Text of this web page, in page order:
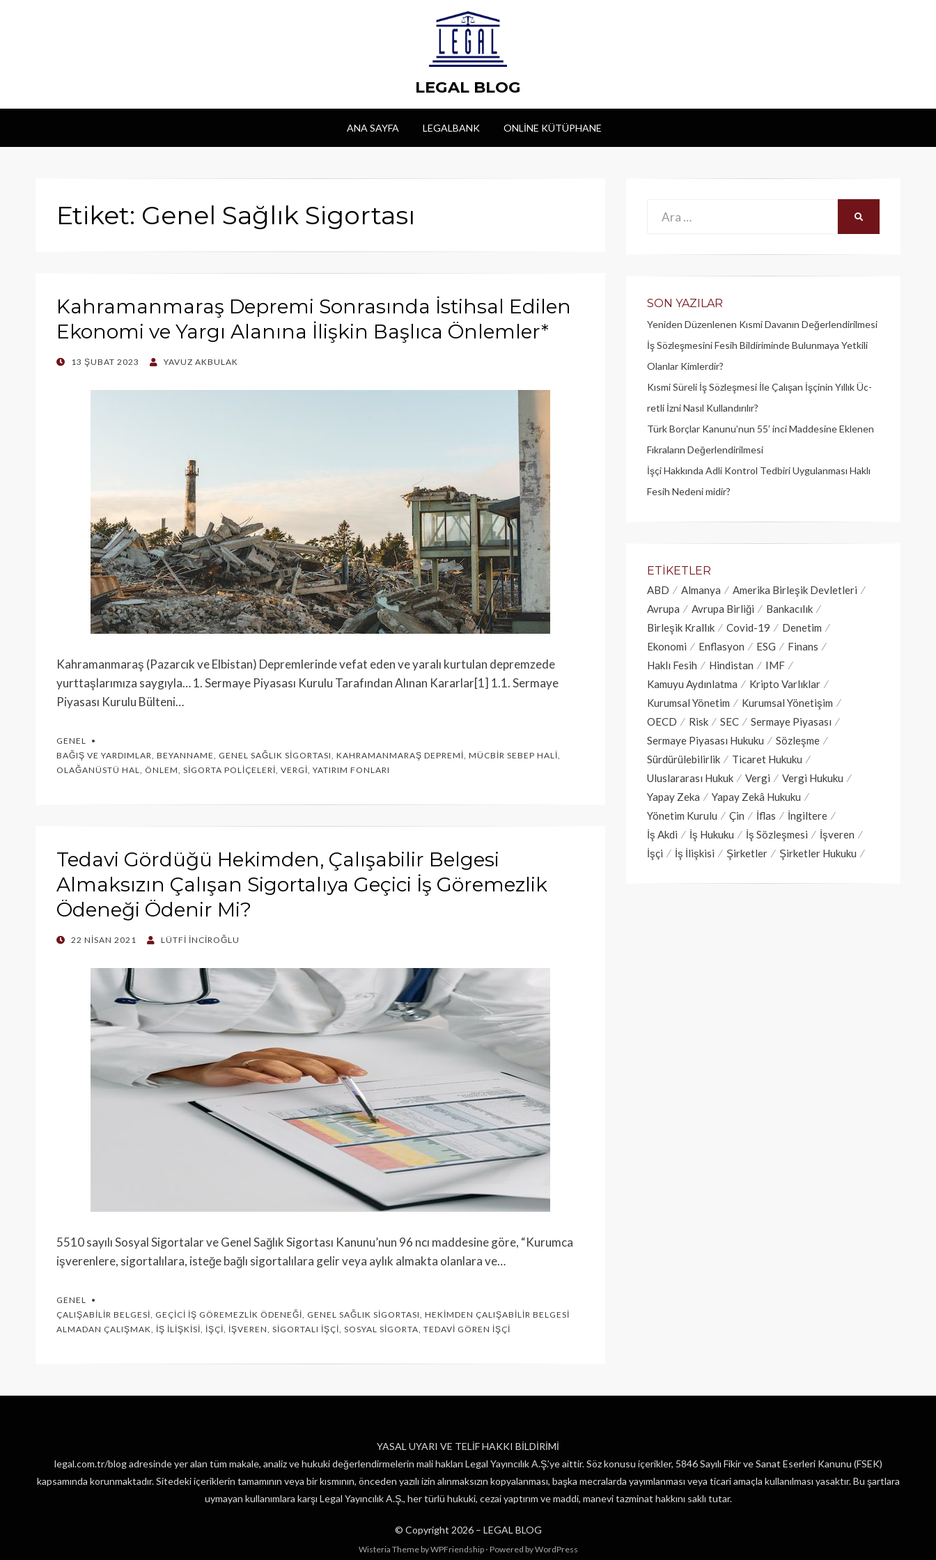
LEGAL BLOG
ANA SAYFA LEGALBANK ONLINE KÜTÜPHANE
Etiket: Genel Sağlık Sigortası
Kahramanmaraş Depremi Sonrasında İstihsal Edilen
Ekonomi ve Yargı Alanına İlişkin Başlıca Önlemler*
POSTED
13 ŞUBAT 2023 YAVUZ AKBULAK
Kahramanmaraş (Pazarcık ve Elbistan) Depremlerinde vefat eden ve yaralı kurtulan depremzede
yurttaşlarımıza saygıyla… 1. Sermaye Piyasası Kurulu Tarafından Alınan Kararlar[1] 1.1. Sermaye
Piyasası Kurulu Bülteni…
GENEL
BAĞIŞ VE YARDIMLAR, BEYANNAME, GENEL SAĞLIK SIGORTASI, KAHRAMANMARAŞ DEPREMI, MÜCBIR SEBEP HALI,
OLAĞANÜSTÜ HAL, ÖNLEM, SIGORTA POLIÇELERI, VERGI, YATIRIM FONLARI
Tedavi Gördüğü Hekimden, Çalışabilir Belgesi
Almaksızın Çalışan Sigortalıya Geçici İş Göremezlik
Ödeneği Ödenir Mi?
POSTED
22 NISAN 2021 LÜTFI İNCIROĞLU
5510 sayılı Sosyal Sigortalar ve Genel Sağlık Sigortası Kanunu’nun 96 ncı maddesine göre, “Kurumca
işverenlere, sigortalılara, isteğe bağlı sigortalılara gelir veya aylık almakta olanlara ve…
GENEL
ÇALIŞABILIR BELGESI, GEÇICI İŞ GÖREMEZLIK ÖDENEĞI, GENEL SAĞLIK SIGORTASI, HEKIMDEN ÇALIŞABILIR BELGESI
ALMADAN ÇALIŞMAK, İŞ İLIŞKISI, İŞÇI, İŞVEREN, SIGORTALI İŞÇI, SOSYAL SIGORTA, TEDAVI GÖREN İŞÇI
Ara:
SON YAZILAR
Yeniden Düzenlenen Kısmi Davanın Değerlendirilmesi
İş Sözleşmesini Fesih Bildiriminde Bulunmaya Yetkili
Olanlar Kimlerdir?
Kısmi Süreli İş Sözleşmesi İle Çalışan İşçinin Yıllık Üc­
retli İzni Nasıl Kullandırılır?
Türk Borçlar Kanunu’nun 55’ inci Maddesine Eklenen
Fıkraların Değerlendirilmesi
İşçi Hakkında Adli Kontrol Tedbiri Uygulanması Haklı
Fesih Nedeni midir?
ETIKETLER
ABD Almanya
Amerika Birleşik Devletleri
Avrupa
Avrupa Birliği
Bankacılık
Birleşik Krallık
Covid-19
Denetim
Ekonomi
Enflasyon ESG
Finans
Haklı Fesih
Hindistan
IMF
Kamuyu Aydınlatma
Kripto Varlıklar
Kurumsal Yönetim
Kurumsal Yönetişim
OECD
Risk SEC
Sermaye Piyasası
Sermaye Piyasası Hukuku
Sözleşme
Sürdürülebilirlik
Ticaret Hukuku
Uluslararası Hukuk
Vergi
Vergi Hukuku
Yapay Zeka
Yapay Zekâ Hukuku
Yönetim Kurulu
Çin İflas
İngiltere
İş Akdi
İş Hukuku İş Sözleşmesi
İşveren
İşçi
İş İlişkisi Şirketler Şirketler Hukuku
YASAL UYARI VE TELİF HAKKI BİLDİRİMİ
legal.com.tr/blog adresinde yer alan tüm makale, analiz ve hukuki değerlendirmelerin mali hakları Legal Yayıncılık A.Ş.’ye aittir. Söz konusu içerikler, 5846 Sayılı Fikir ve Sanat Eserleri Kanunu (FSEK)
kapsamında korunmaktadır. Sitedeki içeriklerin tamamının veya bir kısmının, önceden yazılı izin alınmaksızın kopyalanması, başka mecralarda yayımlanması veya ticari amaçla kullanılması yasaktır. Bu şartlara
uymayan kullanımlara karşı Legal Yayıncılık A.Ş., her türlü hukuki, cezai yaptırım ve maddi, manevi tazminat hakkını saklı tutar.
© Copyright 2026 – LEGAL BLOG
Wisteria Theme byWPFriendship ⋅ Powered byWordPress